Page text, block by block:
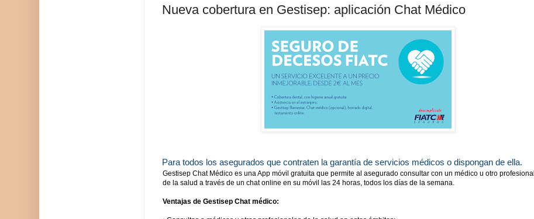
Nueva cobertura en Gestisep: aplicación Chat Médico
Para todos los asegurados que contraten la garantía de servicios médicos o dispongan de ella.
Gestisep Chat Médico es una App móvil gratuita que permite al asegurado consultar con un médico u otro profesional
de la salud a través de un chat online en su móvil las 24 horas, todos los días de la semana.
Ventajas de Gestisep Chat médico: